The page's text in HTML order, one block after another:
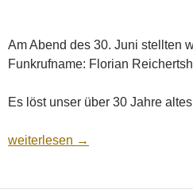
Am Abend des 30. Juni stellten
Funkrufname: Florian
Es löst unser über 30 Jahre
Indienststellung HLF 20 – Rs 40/1
weiterlesen →